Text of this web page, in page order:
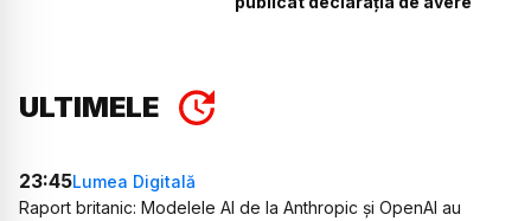
ULTIMELE
23:45Lumea Digitală
Raport britanic: Modelele AI de la Anthropic și OpenAI au